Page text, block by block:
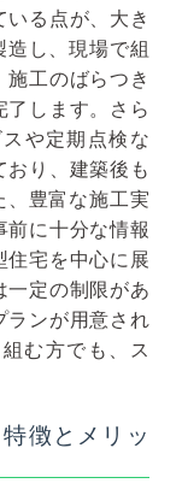
いる点が、大き
造し、現場で組
工のばらつき
了します。さら
や定期点検な
おり、建築後も
、豊富な施工実
前に十分な情報
住宅を中心に展
一定の制限があ
ランが用意され
む方でも、ス
徴とメリッ